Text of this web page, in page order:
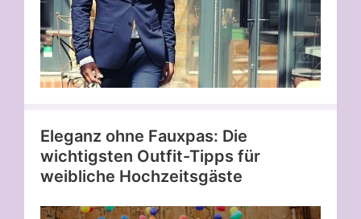
Eleganz ohne Fauxpas: Die
wichtigsten Outfit-Tipps für
weibliche Hochzeitsgäste